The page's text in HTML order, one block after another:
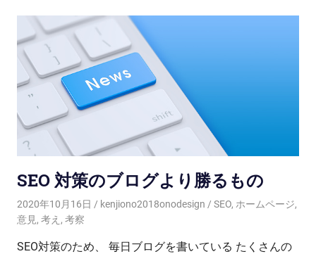
SEO 対策のブログより勝るもの
2020年10月16日 kenjiono2018onodesign SEO, ホームページ,
意見 , 考え , 考察
SEO対策のため、 毎日ブログを書いている たくさんの